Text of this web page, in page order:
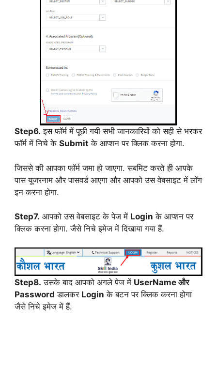
Step6. इस फॉर्म में पूछी गयी सभी जानकारियों को सही से भरकर
फॉर्म में निचे के Submit के आप्शन पर क्लिक करना होगा.
जिससे की आपका फॉर्म जमा हो जाएगा. सबमिट करते ही आपके
पास यूजरनाम और पासवर्ड आएगा और आपको उस वेबसाइट में लॉग
इन करना होगा.
Step7. आपको उस वेबसाइट के पेज में Login के आप्शन पर
क्लिक करना होगा. जैसे निचे इमेज में दिखाया गया हैं.
Step8. उसके बाद आपको अगले पेज में UserName और
Password डालकर Login के बटन पर क्लिक करना होगा
जैसे निचे इमेज में हैं.